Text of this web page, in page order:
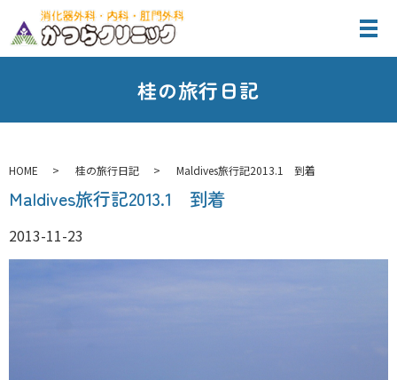
桂の旅行日記
HOME 桂の旅行日記 Maldives旅行記2013.1 到着
Maldives旅行記2013.1 到着
2013-11-23